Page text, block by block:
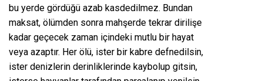
bu yerde gördüğü azab kasdedilmez. Bundan
maksat, ölümden sonra mahşerde tekrar dirilişe
kadar geçecek zaman içindeki mutlu bir hayat
veya azaptır. Her ölü, ister bir kabre defnedilsin,
ister denizlerin derinliklerinde kaybolup gitsin,